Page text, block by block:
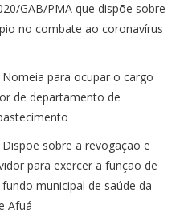
GAB/PMA que dispõe sobre
no combate ao coronavírus
Nomeia para ocupar o cargo
de departamento de
Dispõe sobre a revogação e
para exercer a função de
municipal de saúde da
Afuá